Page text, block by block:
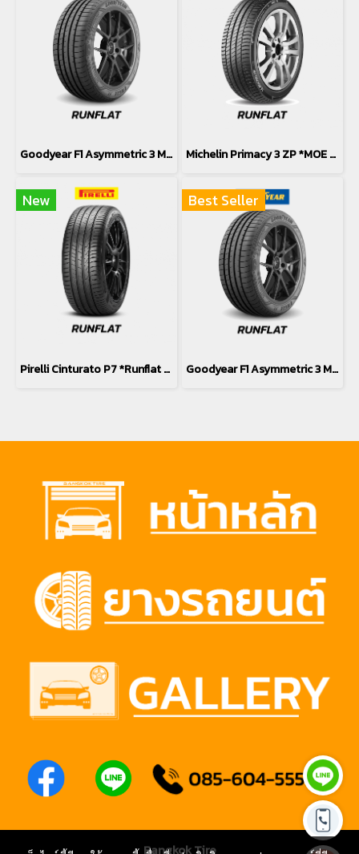
Goodyear F1 Asymmetric 3 MOE *Runflat 245/40R19 Michelin Primacy 3 ZP *MOE *Runflat 245/40R19
New
Pirelli Cinturato P7 *Runflat *MOE 245/40R19
Best Seller
Goodyear F1 Asymmetric 3 MOE *Runflat 275/35R19
Bangkok Tire